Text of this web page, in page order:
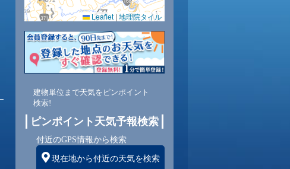
38 38 37 37 40
北西 北西 北西 北西
3 3 4 4
Leaflet | 地理院タイル
建物単位まで天気をピンポイント
検索!
ピンポイント天気予報検索
付近のGPS情報から検索
現在地から付近の天気を検索